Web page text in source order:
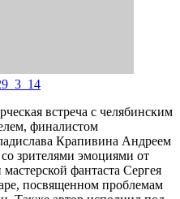
встреча с челябинским
финалистом
Крапивина Андреем
зрителями эмоциями от
фантаста Сергея
посвященном проблемам